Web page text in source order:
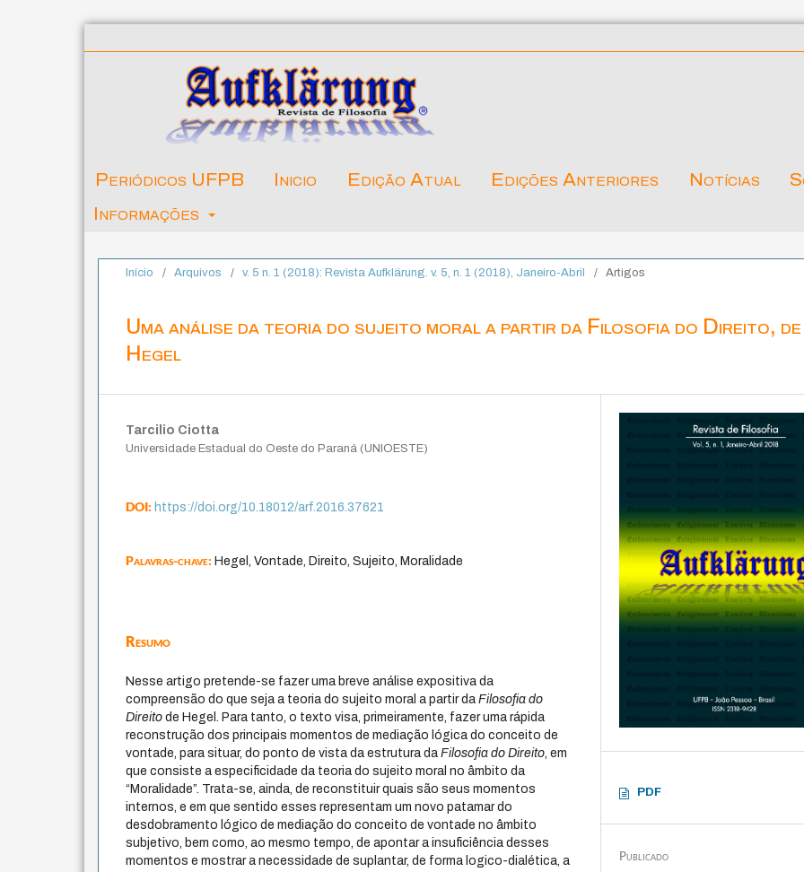
Periódicos UFPB Inicio Edição Atual Edições Anteriores Notícias
Informações
Início / Arquivos / v. 5 n. 1 (2018): Revista Aufklärung. v. 5, n. 1 (2018), Janeiro-Abril / Artigos
Uma análise da teoria do sujeito moral a partir da Filosofia do Direito, de
Hegel
Tarcilio Ciotta
Universidade Estadual do Oeste do Paraná (UNIOESTE)
DOI:https://doi.org/10.18012/arf.2016.37621
Palavras-chave:Hegel, Vontade, Direito, Sujeito, Moralidade
Resumo
Nesse artigo pretende-se fazer uma breve análise expositiva da
compreensão do que seja a teoria do sujeito moral a partir daFilosofia do
Direito de Hegel. Para tanto, o texto visa, primeiramente, fazer uma rápida
reconstrução dos principais momentos de mediação lógica do conceito de
vontade, para situar, do ponto de vista da estrutura daFilosofia do Direito , em
que consiste a especificidade da teoria do sujeito moral no âmbito da
“Moralidade”. Trata-se, ainda, de reconstituir quais são seus momentos
internos, e em que sentido esses representam um novo patamar do
desdobramento lógico de mediação do conceito de vontade no âmbito
subjetivo, bem como, ao mesmo tempo, de apontar a insuficiência desses
momentos e mostrar a necessidade de suplantar, de forma logico-dialética, a
PDF
Publicado